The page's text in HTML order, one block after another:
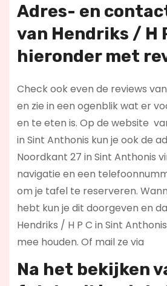
Adres- en
van Hendriks / H
hieronder met r
Check ook even de reviews
en zie in een ogenblik wat er
en te eten is. Op de website
in Sint Anthonis kun je ook de
Noordkant 27 in Sint Anthonis
navigatie en een
om je tafel te reserveren.
hebt kun je dit doorgeven en
Hendriks / H P C in Sint
mee houden. Of mail ze via
Na het bekijken